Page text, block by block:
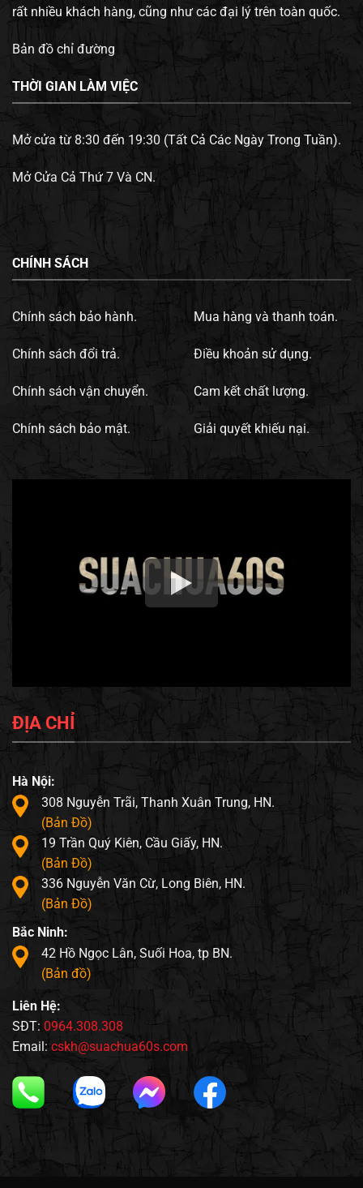
rất nhiều khách hàng, cũng như các đại lý trên toàn quốc.
Bản đồ chỉ đường
THỜI GIAN LÀM VIỆC
Mở cửa từ 8:30 đến 19:30 (Tất Cả Các Ngày Trong Tuần).
Mở Cửa Cả Thứ 7 Và CN.
CHÍNH SÁCH
Chính sách bảo hành.
Chính sách đổi trả.
Chính sách vận chuyển.
Chính sách bảo mật.
Mua hàng và thanh toán.
Điều khoản sử dụng.
Cam kết chất lượng.
Giải quyết khiếu nại.
ĐỊA CHỈ
Hà Nội:
308 Nguyễn Trãi, Thanh Xuân Trung, HN.
(Bản Đồ)
19 Trần Quý Kiên, Cầu Giấy, HN.
(Bản Đồ)
336 Nguyễn Văn Cừ, Long Biên, HN.
(Bản Đồ)
Bắc Ninh:
42 Hồ Ngọc Lân, Suối Hoa, tp BN.
(Bản đồ)
Liên Hệ:
SĐT: 0964.308.308
Email: cskh@suachua60s.com